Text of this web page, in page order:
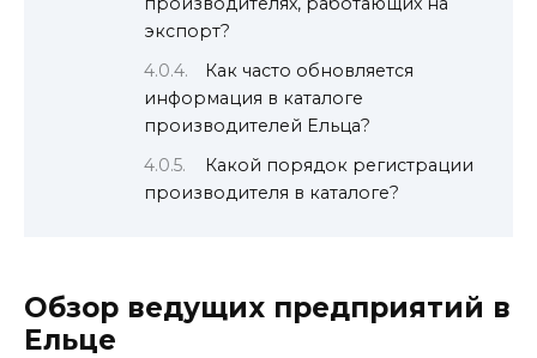
экспорт?
Как часто обновляется
информация в каталоге
производителей Ельца?
Какой порядок регистрации
производителя в каталоге?
Обзор ведущих предприятий в
Ельце